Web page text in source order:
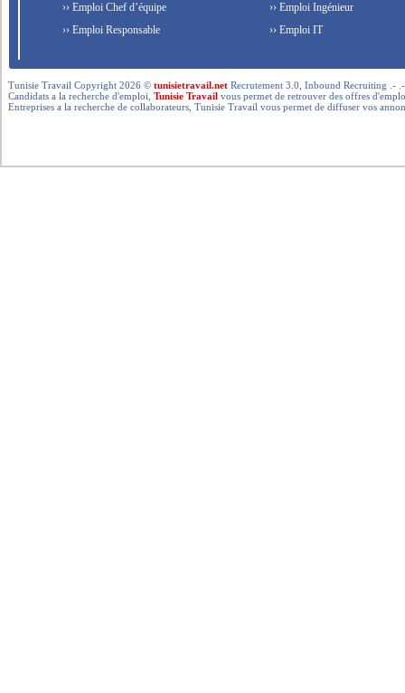
›› Emploi Chef d’équipe
›› Emploi Responsable
›› Emploi Ingénieur
›› Emploi IT
Tunisie Travail Copyright 2026 ©tunisietravail.net Recrutement 3.0, Inbound Recruiting .-
Candidats a la recherche d'emploi,Tunisie Travail vous permet de retrouver des offres
Entreprises a la recherche de collaborateurs, Tunisie Travail vous permet de diffuser vos